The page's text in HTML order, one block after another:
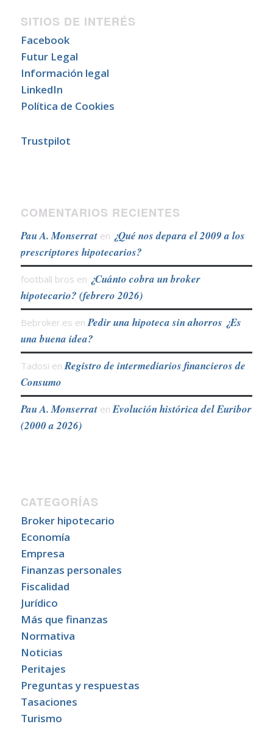
SITIOS DE INTERÉS
Facebook
Futur Legal
Información legal
LinkedIn
Política de Cookies
Trustpilot
COMENTARIOS RECIENTES
Pau A. Monserraten ¿Qué nos depara el 2009 a los
prescriptores hipotecarios?
football bros en ¿Cuánto cobra un broker
hipotecario? (febrero 2026)
Bebroker.es en Pedir una hipoteca sin ahorros ¿Es
una buena idea?
Tadosi en Registro de intermediarios financieros de
Consumo
Pau A. Monserraten Evolución histórica del Euribor
(2000 a 2026)
CATEGORÍAS
Broker hipotecario
Economía
Empresa
Finanzas personales
Fiscalidad
Jurídico
Más que finanzas
Normativa
Noticias
Peritajes
Preguntas y respuestas
Tasaciones
Turismo